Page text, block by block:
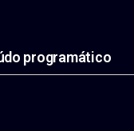
programático